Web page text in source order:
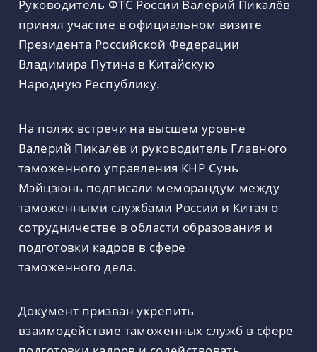
Руководитель ФТС России Валерий Пикалёв
принял участие в официальном визите
Президента Российской Федерации
Владимира Путина в Китайскую
Народную Республику.
На полях встречи на высшем уровне
Валерий Пикалёв и руководитель Главного
таможенного управления КНР Сунь
Мэйцзюнь подписали меморандум между
таможенными службами России и Китая о
сотрудничестве в области образования и
подготовки кадров в сфере
таможенного дела.
Документ призван укрепить
взаимодействие таможенных служб в сфере